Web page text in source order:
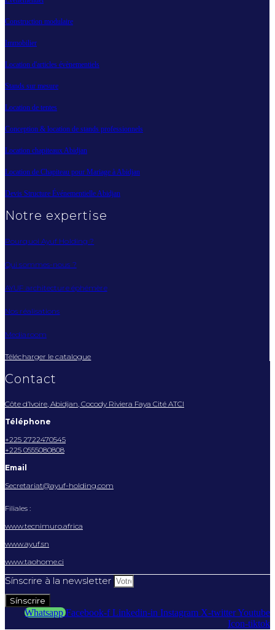
Construction modulaire
Immobilier
Location d'articles évènementiels
Stands sur mesure
Location de tentes
Conception & location de stands professionnels
Location chapiteaux Abidjan
Location de Chapiteau pour Mariage à Abidjan
Devis Structure Événementielle Abidjan
Notre expertise
Pourquoi Ayuf Holding ?
Qui sommes-nous ?
AYUF architecture éphémère
Nos réalisations
Mediaroom
Télécharger le catalogue
Contact
Côte d’Ivoire, Abidjan, Cocody Riviera Faya Cité ATCI
Téléphone
+225 2722470545
+225 0555080808
Email
Secretariat@ayuf-holding.com
Filiales :
www.tecnimuro.africa
www.ayuf.sn
www.taohome.ci
Sínscrire à la newsletter
Sínscrire
Whatsapp Facebook-f Linkedin-in Instagram X-twitterYoutube
Icon-tiktok